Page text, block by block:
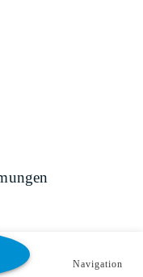
Navigation